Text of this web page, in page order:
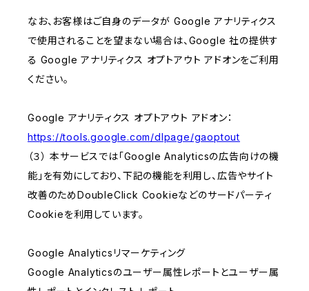
なお、お客様はご自身のデータが Google アナリティクス
で使用されることを望まない場合は、Google 社の提供す
る Google アナリティクス オプトアウト アドオンをご利用
ください。
Google アナリティクス オプトアウト アドオン：
https://tools.google.com/dlpage/gaoptout
（３） 本サービスでは「Google Analyticsの広告向けの機
能」を有効にしており、下記の機能を利用し、広告やサイト
改善のためDoubleClick Cookieなどのサードパーティ
Cookieを利用しています。
Google Analyticsリマーケティング
Google Analyticsのユーザー属性レポートとユーザー属